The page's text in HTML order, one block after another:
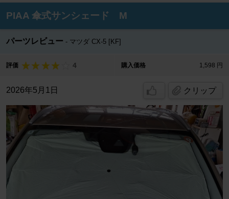
PIAA 傘式サンシェード М
パーツレビュー マツダ CX-5 [KF]
評価 4 購入価格 1,598 円
2026年5月1日 クリップ